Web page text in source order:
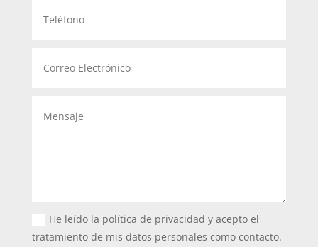
He leído la política de privacidad y acepto el
tratamiento de mis datos personales como contacto.